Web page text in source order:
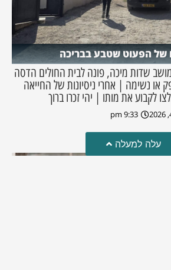
של הפעוט שטבע בבריכה
שדות מיכה, פונה לבית החולים הדסה
או נשימה | אחרי ניסיונות של החייאה
לקבוע את מותו | יהי זכרו ברוך
9:33 pm
עלה למעלה